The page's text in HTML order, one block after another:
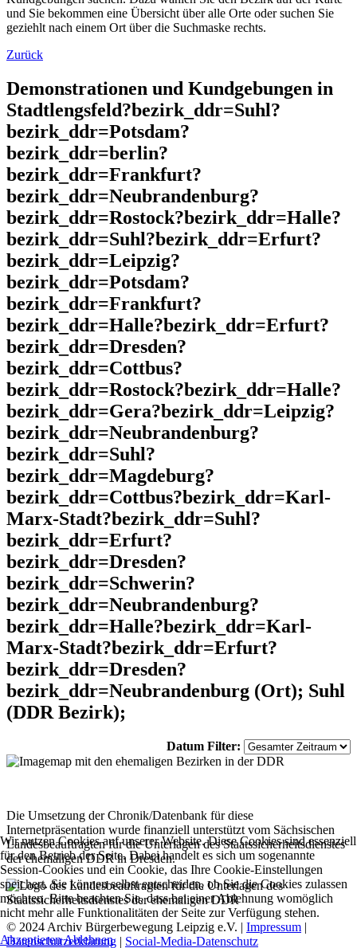
und Sie bekommen eine Übersicht über alle Orte oder suchen Sie
geziehlt nach einem Ort über die Suchmaske rechts.
Zurück
Demonstrationen und Kundgebungen in
Stadtlengsfeld?bezirk_ddr=Suhl?
bezirk_ddr=Potsdam?
bezirk_ddr=berlin?
bezirk_ddr=Frankfurt?
bezirk_ddr=Neubrandenburg?
bezirk_ddr=Rostock?bezirk_ddr=Halle?
bezirk_ddr=Suhl?bezirk_ddr=Erfurt?
bezirk_ddr=Leipzig?
bezirk_ddr=Potsdam?
bezirk_ddr=Frankfurt?
bezirk_ddr=Halle?bezirk_ddr=Erfurt?
bezirk_ddr=Dresden?
bezirk_ddr=Cottbus?
bezirk_ddr=Rostock?bezirk_ddr=Halle?
bezirk_ddr=Gera?bezirk_ddr=Leipzig?
bezirk_ddr=Neubrandenburg?
bezirk_ddr=Suhl?
bezirk_ddr=Magdeburg?
bezirk_ddr=Cottbus?bezirk_ddr=Karl-
Marx-Stadt?bezirk_ddr=Suhl?
bezirk_ddr=Erfurt?
bezirk_ddr=Dresden?
bezirk_ddr=Schwerin?
bezirk_ddr=Neubrandenburg?
bezirk_ddr=Halle?bezirk_ddr=Karl-
Marx-Stadt?bezirk_ddr=Erfurt?
bezirk_ddr=Dresden?
bezirk_ddr=Neubrandenburg (Ort); Suhl
(DDR Bezirk);
Datum Filter:
Die Umsetzung der Chronik/Datenbank für diese
Internetpräsentation wurde finanziell unterstützt vom Sächsischen
Landesbeauftragten für die Unterlagen des Staatssicherheitsdienstes
der ehemaligen DDR in Dresden.
© 2024 Archiv Bürgerbewegung Leipzig e.V. | Impressum |
Datenschutzerklärung | Social-Media-Datenschutz
Wir nutzen Cookies auf unserer Website. Diese Cookies sind essenziell
für den Betrieb der Seite. Dabei handelt es sich um sogenannte
Session-Cookies und ein Cookie, das Ihre Cookie-Einstellungen
speichert. Sie können selbst entscheiden, ob Sie die Cookies zulassen
möchten. Bitte beachten Sie, dass bei einer Ablehnung womöglich
nicht mehr alle Funktionalitäten der Seite zur Verfügung stehen.
AkzeptierenAblehnen